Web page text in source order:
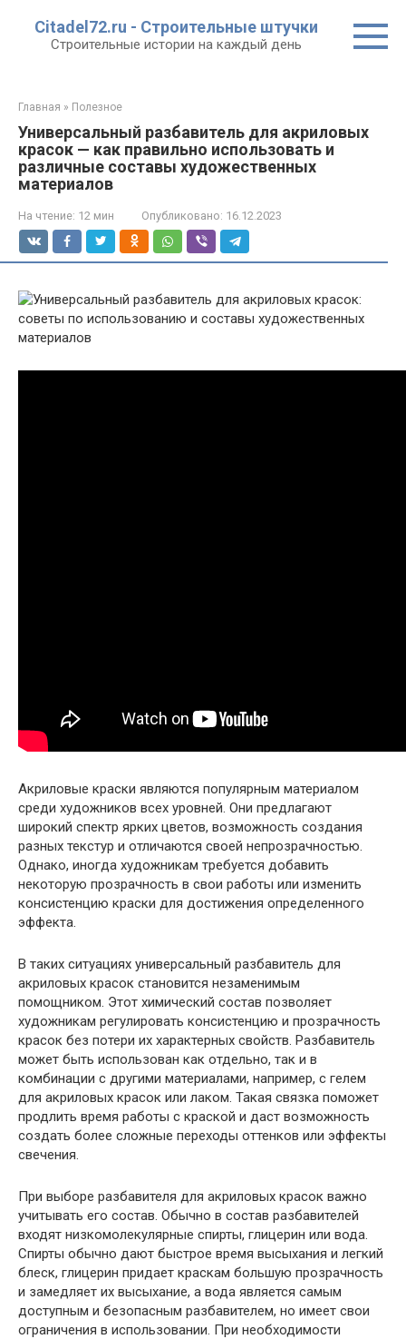
контенту
Citadel72.ru - Строительные штучки
Строительные истории на каждый день
Главная » Полезное
Универсальный разбавитель для акриловых
красок — как правильно использовать и
различные составы художественных
материалов
На чтение: 12 мин Опубликовано: 16.12.2023
Акриловые краски являются популярным материалом
среди художников всех уровней. Они предлагают
широкий спектр ярких цветов, возможность создания
разных текстур и отличаются своей непрозрачностью.
Однако, иногда художникам требуется добавить
некоторую прозрачность в свои работы или изменить
консистенцию краски для достижения определенного
эффекта.
В таких ситуациях универсальный разбавитель для
акриловых красок становится незаменимым
помощником. Этот химический состав позволяет
художникам регулировать консистенцию и прозрачность
красок без потери их характерных свойств. Разбавитель
может быть использован как отдельно, так и в
комбинации с другими материалами, например, с гелем
для акриловых красок или лаком. Такая связка поможет
продлить время работы с краской и даст возможность
создать более сложные переходы оттенков или эффекты
свечения.
При выборе разбавителя для акриловых красок важно
учитывать его состав. Обычно в состав разбавителей
входят низкомолекулярные спирты, глицерин или вода.
Спирты обычно дают быстрое время высыхания и легкий
блеск, глицерин придает краскам большую прозрачность
и замедляет их высыхание, а вода является самым
доступным и безопасным разбавителем, но имеет свои
ограничения в использовании. При необходимости